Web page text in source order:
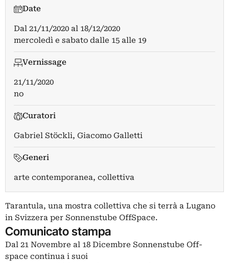
Date
Dal 21/11/2020 al 18/12/2020
mercoledì e sabato dalle 15 alle 19
Vernissage
21/11/2020
no
Curatori
Gabriel Stöckli, Giacomo Galletti
Generi
arte contemporanea, collettiva
Tarantula, una mostra collettiva che si terrà a Lugano
in Svizzera per Sonnenstube OffSpace.
Comunicato stampa
Dal 21 Novembre al 18 Dicembre Sonnenstube Off-
space continua i suoi